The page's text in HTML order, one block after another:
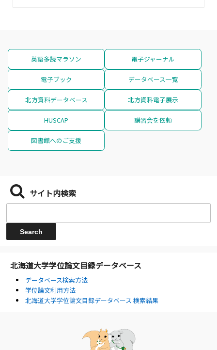
英語多読マラソン 電子ジャーナル
電子ブック データベース一覧
北方資料データベース 北方資料電子展示
HUSCAP 講習会を依頼
図書館へのご支援
サイト内検索
北海道大学学位論文目録データベース
データベース検索方法
学位論文利用方法
北海道大学学位論文目録データベース 検索結果